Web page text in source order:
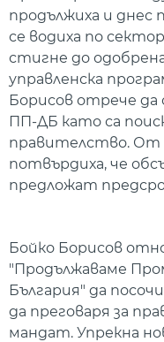
продължиха и днес
се водиха по
стигне до
управленска
Борисов отрече
ПП-ДБ като са
правителство. От
потвърдиха, че
предложат
Бойко Борисов
"Продължаваме
България" да
да преговаря за
мандат. Упрекна